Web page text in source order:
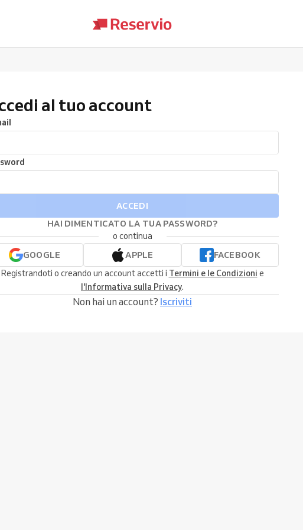
al tuo account
ACCEDI
HAI DIMENTICATO LA TUA PASSWORD?
o continua
GOOGLE
APPLE
FACEBOOK
Registrandoti o creando un account accetti i Termini e le Condizioni e
l'Informativa sulla Privacy.
Non hai un account? Iscriviti